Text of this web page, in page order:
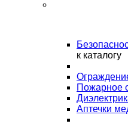
к каталогу
Пожарное
Аптечки